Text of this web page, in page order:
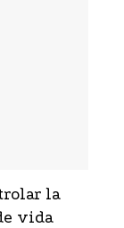
la
vida